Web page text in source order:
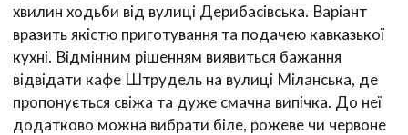
хвилин ходьби від вулиці Дерибасівська. Варіант
вразить якістю приготування та подачею кавказької
кухні. Відмінним рішенням виявиться бажання
відвідати кафе Штрудель на вулиці Міланська, де
пропонується свіжа та дуже смачна випічка. До неї
додатково можна вибрати біле, рожеве чи червоне